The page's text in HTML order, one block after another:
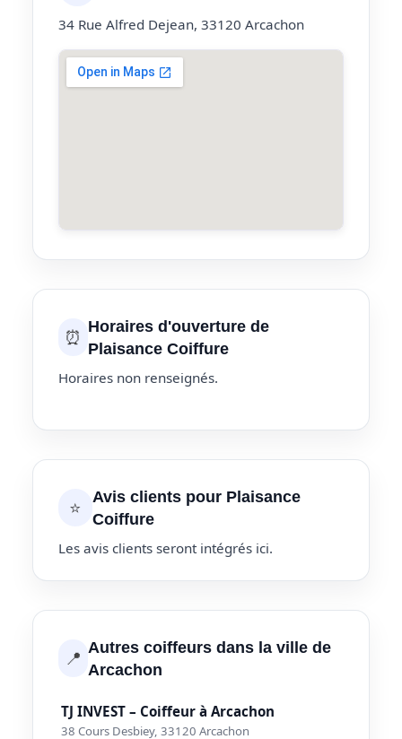
34 Rue Alfred Dejean, 33120 Arcachon
⏰ Horaires d'ouverture de
Plaisance Coiffure
Horaires non renseignés.
⭐
Avis clients pour Plaisance
Coiffure
Les avis clients seront intégrés ici.
📍 Autres coiffeurs dans la ville de
Arcachon
TJ INVEST – Coiffeur à Arcachon
38 Cours Desbiey, 33120 Arcachon